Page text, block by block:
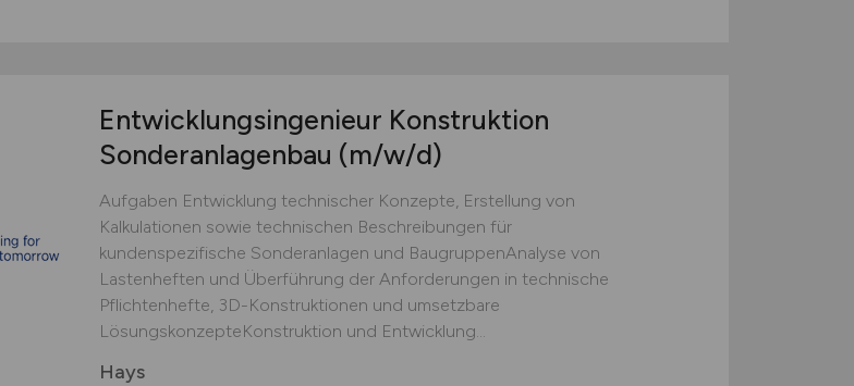
Entwicklungsingenieur Konstruktion
Sonderanlagenbau (m/w/d)
Aufgaben Entwicklung technischer Konzepte, Erstellung von
Kalkulationen sowie technischen Beschreibungen für
kundenspezifische Sonderanlagen und BaugruppenAnalyse von
Lastenheften und Überführung der Anforderungen in technische
Pflichtenhefte, 3D-Konstruktionen und umsetzbare
LösungskonzepteKonstruktion und Entwicklung...
Hays